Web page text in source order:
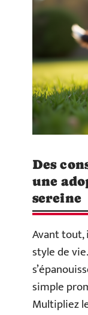
Des
une
sereine
Avant tout,
style de
simple
Multipliez